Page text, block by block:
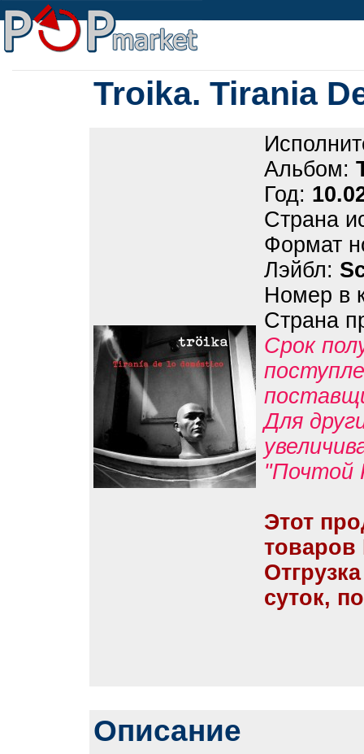
Troika. Tirania
Альбом:
Год:
Страна
Формат
Лэйбл:
Номер в
Страна
Срок
Для
"Почтой
Этот
товаров
суток,
Описание